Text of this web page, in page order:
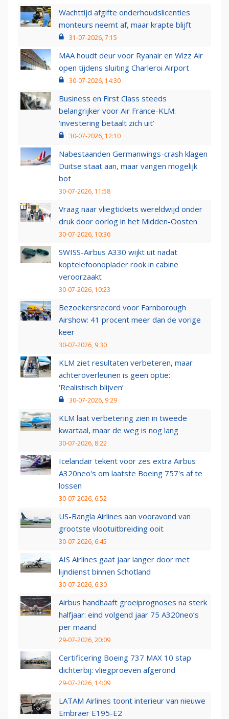
Wachttijd afgifte onderhoudslicenties
monteurs neemt af, maar krapte blijft
31-07-2026, 7:15
MAA houdt deur voor Ryanair en Wizz Air
open tijdens sluiting Charleroi Airport
30-07-2026, 14:30
Business en First Class steeds
belangrijker voor Air France-KLM:
‘investering betaalt zich uit’
30-07-2026, 12:10
Nabestaanden Germanwings-crash klagen
Duitse staat aan, maar vangen mogelijk
bot
30-07-2026, 11:58
Vraag naar vliegtickets wereldwijd onder
druk door oorlog in het Midden-Oosten
30-07-2026, 10:36
SWISS-Airbus A330 wijkt uit nadat
koptelefoonoplader rook in cabine
veroorzaakt
30-07-2026, 10:23
Bezoekersrecord voor Farnborough
Airshow: 41 procent meer dan de vorige
keer
30-07-2026, 9:30
KLM ziet resultaten verbeteren, maar
achteroverleunen is geen optie:
‘Realistisch blijven’
30-07-2026, 9:29
KLM laat verbetering zien in tweede
kwartaal, maar de weg is nog lang
30-07-2026, 8:22
Icelandair tekent voor zes extra Airbus
A320neo's om laatste Boeing 757's af te
lossen
30-07-2026, 6:52
US-Bangla Airlines aan vooravond van
grootste vlootuitbreiding ooit
30-07-2026, 6:45
AIS Airlines gaat jaar langer door met
lijndienst binnen Schotland
30-07-2026, 6:30
Airbus handhaaft groeiprognoses na sterk
halfjaar: eind volgend jaar 75 A320neo’s
per maand
29-07-2026, 20:09
Certificering Boeing 737 MAX 10 stap
dichterbij: vliegproeven afgerond
29-07-2026, 14:09
LATAM Airlines toont interieur van nieuwe
Embraer E195-E2